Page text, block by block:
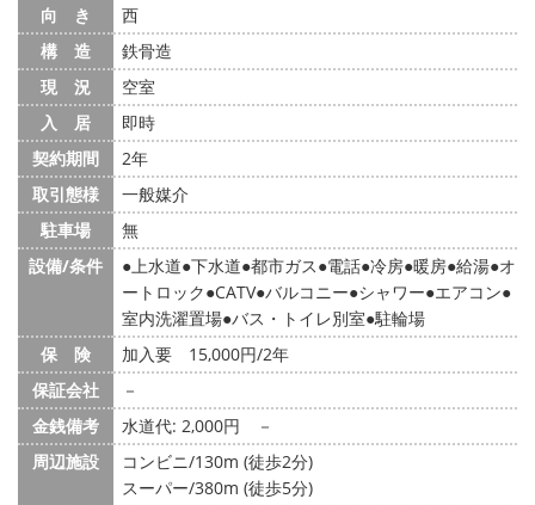
向 き
西
構 造
鉄骨造
現 況
空室
入 居
即時
契約期間
2年
取引態様
一般媒介
駐車場
無
設備/条件
上水道 下水道 都市ガス 電話 冷房 暖房 給湯 オ
ートロック CATV バルコニー シャワー エアコン
室内洗濯置場 バス・トイレ別室 駐輪場
保 険
加入要 15,000円/2年
保証会社
－
金銭備考
水道代: 2,000円
－
周辺施設
コンビニ/130m (徒歩2分)
スーパー/380m (徒歩5分)